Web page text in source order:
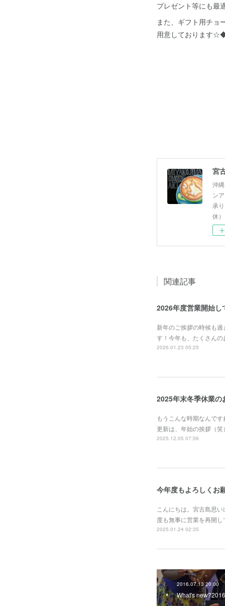
プレゼント等にも最
また、ギフト用チョ
用意しております
沖
ン
承
休
関連記事
2026年度営業開始し
新年のご挨拶の時候も
す！今年も、たくさん
2026.01.23 05:25
2025年末冬季休業の
もうこんな時期なんで
更新は、年始の挨拶（
2025.12.05 07:56
今年度もよろしくお
こんにちは。宮古島思
度も無事に営業を再開
2025.01.24 02:35
2016.07.13 20:00
What's